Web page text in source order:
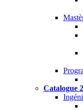
Catalogue